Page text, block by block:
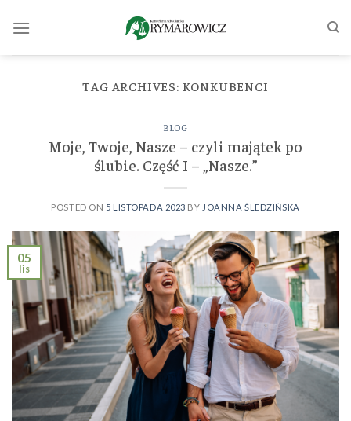
TAG ARCHIVES: KONKUBENCI
BLOG
Moje, Twoje, Nasze – czyli majątek po
ślubie. Część I – „Nasze.”
POSTED ON 5 LISTOPADA 2023 BY JOANNA ŚLEDZIŃSKA
05
lis